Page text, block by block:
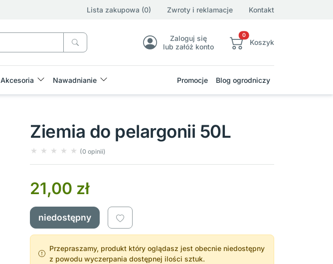
Lista zakupowa (0) Zwroty i reklamacje Kontakt
Zaloguj się
lub załóż konto
0
Koszyk
Akcesoria Nawadnianie Promocje Blog ogrodniczy
Ziemia do pelargonii 50L
(0 opinii)
21,00 zł
niedostępny
Przepraszamy, produkt który oglądasz jest obecnie niedostępny
z powodu wyczerpania dostępnej ilości sztuk.